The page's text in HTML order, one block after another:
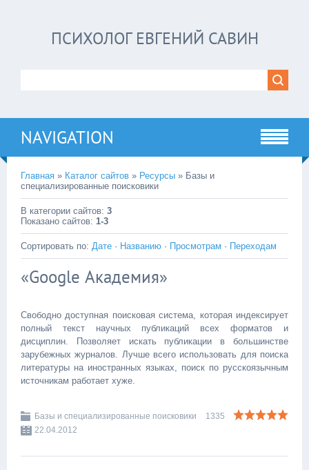
ПСИХОЛОГ ЕВГЕНИЙ САВИН
NAVIGATION
Главная » Каталог сайтов » Ресурсы » Базы и
специализированные поисковики
В категории сайтов: 3
Показано сайтов: 1-3
Сортировать по: Дате · Названию · Просмотрам · Переходам
«Google Академия»
Свободно доступная поисковая система, которая индексирует
полный текст научных публикаций всех форматов и
дисциплин. Позволяет искать публикации в большинстве
зарубежных журналов. Лучше всего использовать для поиска
литературы на иностранных языках, поиск по русскоязычным
источникам работает хуже.
Базы и специализированные поисковики
1335
22.04.2012